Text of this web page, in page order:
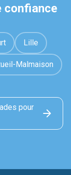
confiance
Lille
Malmaison
pour